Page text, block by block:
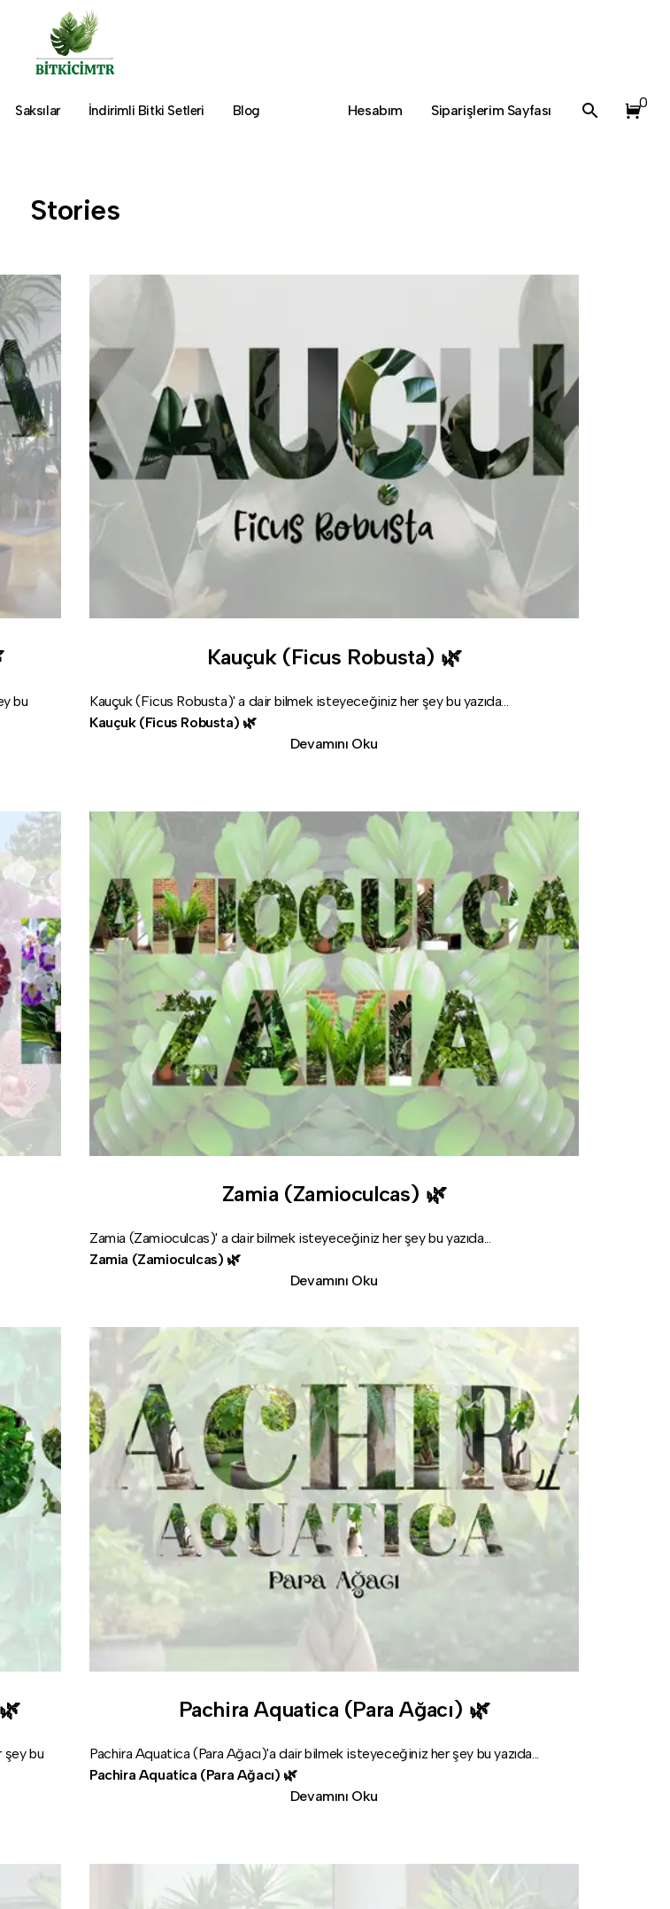
Saksılar İndirimli Bitki Setleri Blog Hesabım Siparişlerim Sayfası 0
Stories
bu
Kauçuk (Ficus Robusta) 🌿
Kauçuk (Ficus Robusta)' a dair bilmek isteyeceğiniz her şey bu yazıda...
Kauçuk (Ficus Robusta) 🌿
Devamını Oku
Zamia (Zamioculcas) 🌿
Zamia (Zamioculcas)' a dair bilmek isteyeceğiniz her şey bu yazıda...
Zamia (Zamioculcas) 🌿
Devamını Oku
şey bu
Pachira Aquatica (Para Ağacı) 🌿
Pachira Aquatica (Para Ağacı)'a dair bilmek isteyeceğiniz her şey bu yazıda...
Pachira Aquatica (Para Ağacı) 🌿
Devamını Oku